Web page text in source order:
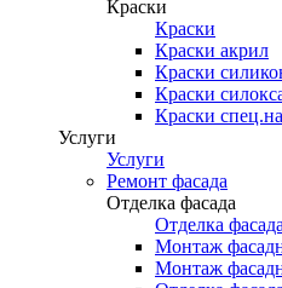
Краски
Краски
Краски акрил
Краски
Краски
Краски
Услуги
Услуги
Ремонт фасада
Отделка фасада
Отделка фасада
Монтаж
Монтаж